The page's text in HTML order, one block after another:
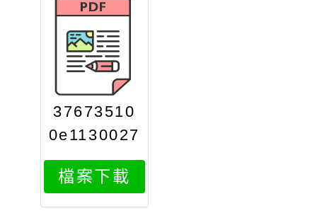
37673510
0e1130027
801attach
1
檔案下載